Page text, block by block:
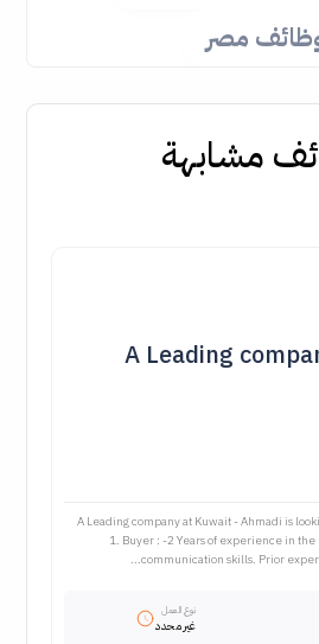
مصر
مشابهة
A Leading
A Leading company at Kuwait - Ahmadi is
1. Buyer : -2 Years of experience in
communication skills. Prior
نوع العمل
غير محدد